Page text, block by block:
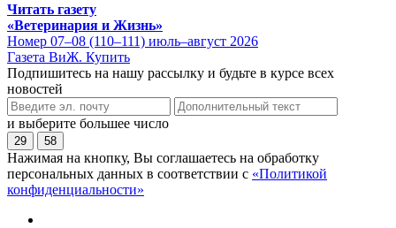
Читать газету
«Ветеринария и Жизнь»
Номер 07–08 (110–111) июль–август 2026
Газета ВиЖ. Купить
Подпишитесь на нашу рассылку и будьте в курсе всех
новостей
и выберите большее число
29 58
Нажимая на кнопку, Вы соглашаетесь на обработку
персональных данных в соответствии с «Политикой
конфиденциальности»